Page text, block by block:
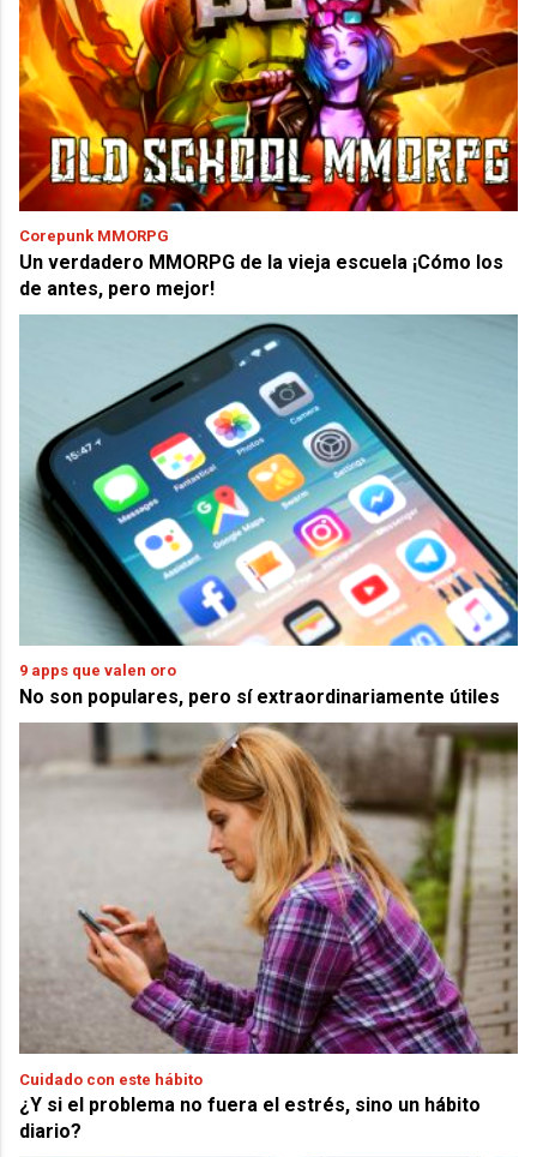
Corepunk MMORPG
Un verdadero MMORPG de la vieja escuela ¡Cómo los
de antes, pero mejor!
9 apps que valen oro
No son populares, pero sí extraordinariamente útiles
Cuidado con este hábito
¿Y si el problema no fuera el estrés, sino un hábito
diario?